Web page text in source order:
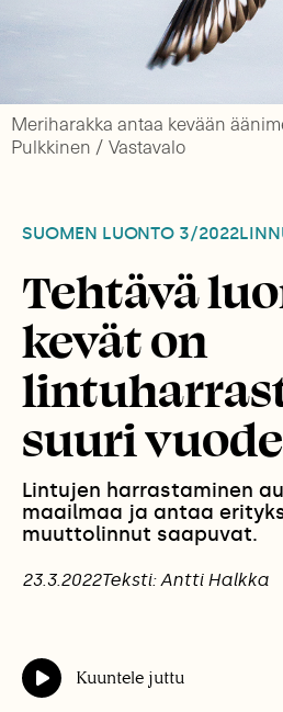
Meriharakka antaa kevään
Pulkkinen / Vastavalo
SUOMEN LUONTO 3/2022
Tehtävä
kevät on
suuri
Lintujen harrastaminen
maailmaa ja antaa
muuttolinnut saapuvat.
23.3.2022Teksti: Antti Halkka
Kuuntele juttu